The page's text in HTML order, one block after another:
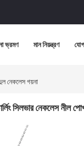
ভ্রমণ মান নিয়ন্ত্রণ
নেকলেস গয়না
সিলভার নেকলেস নীল